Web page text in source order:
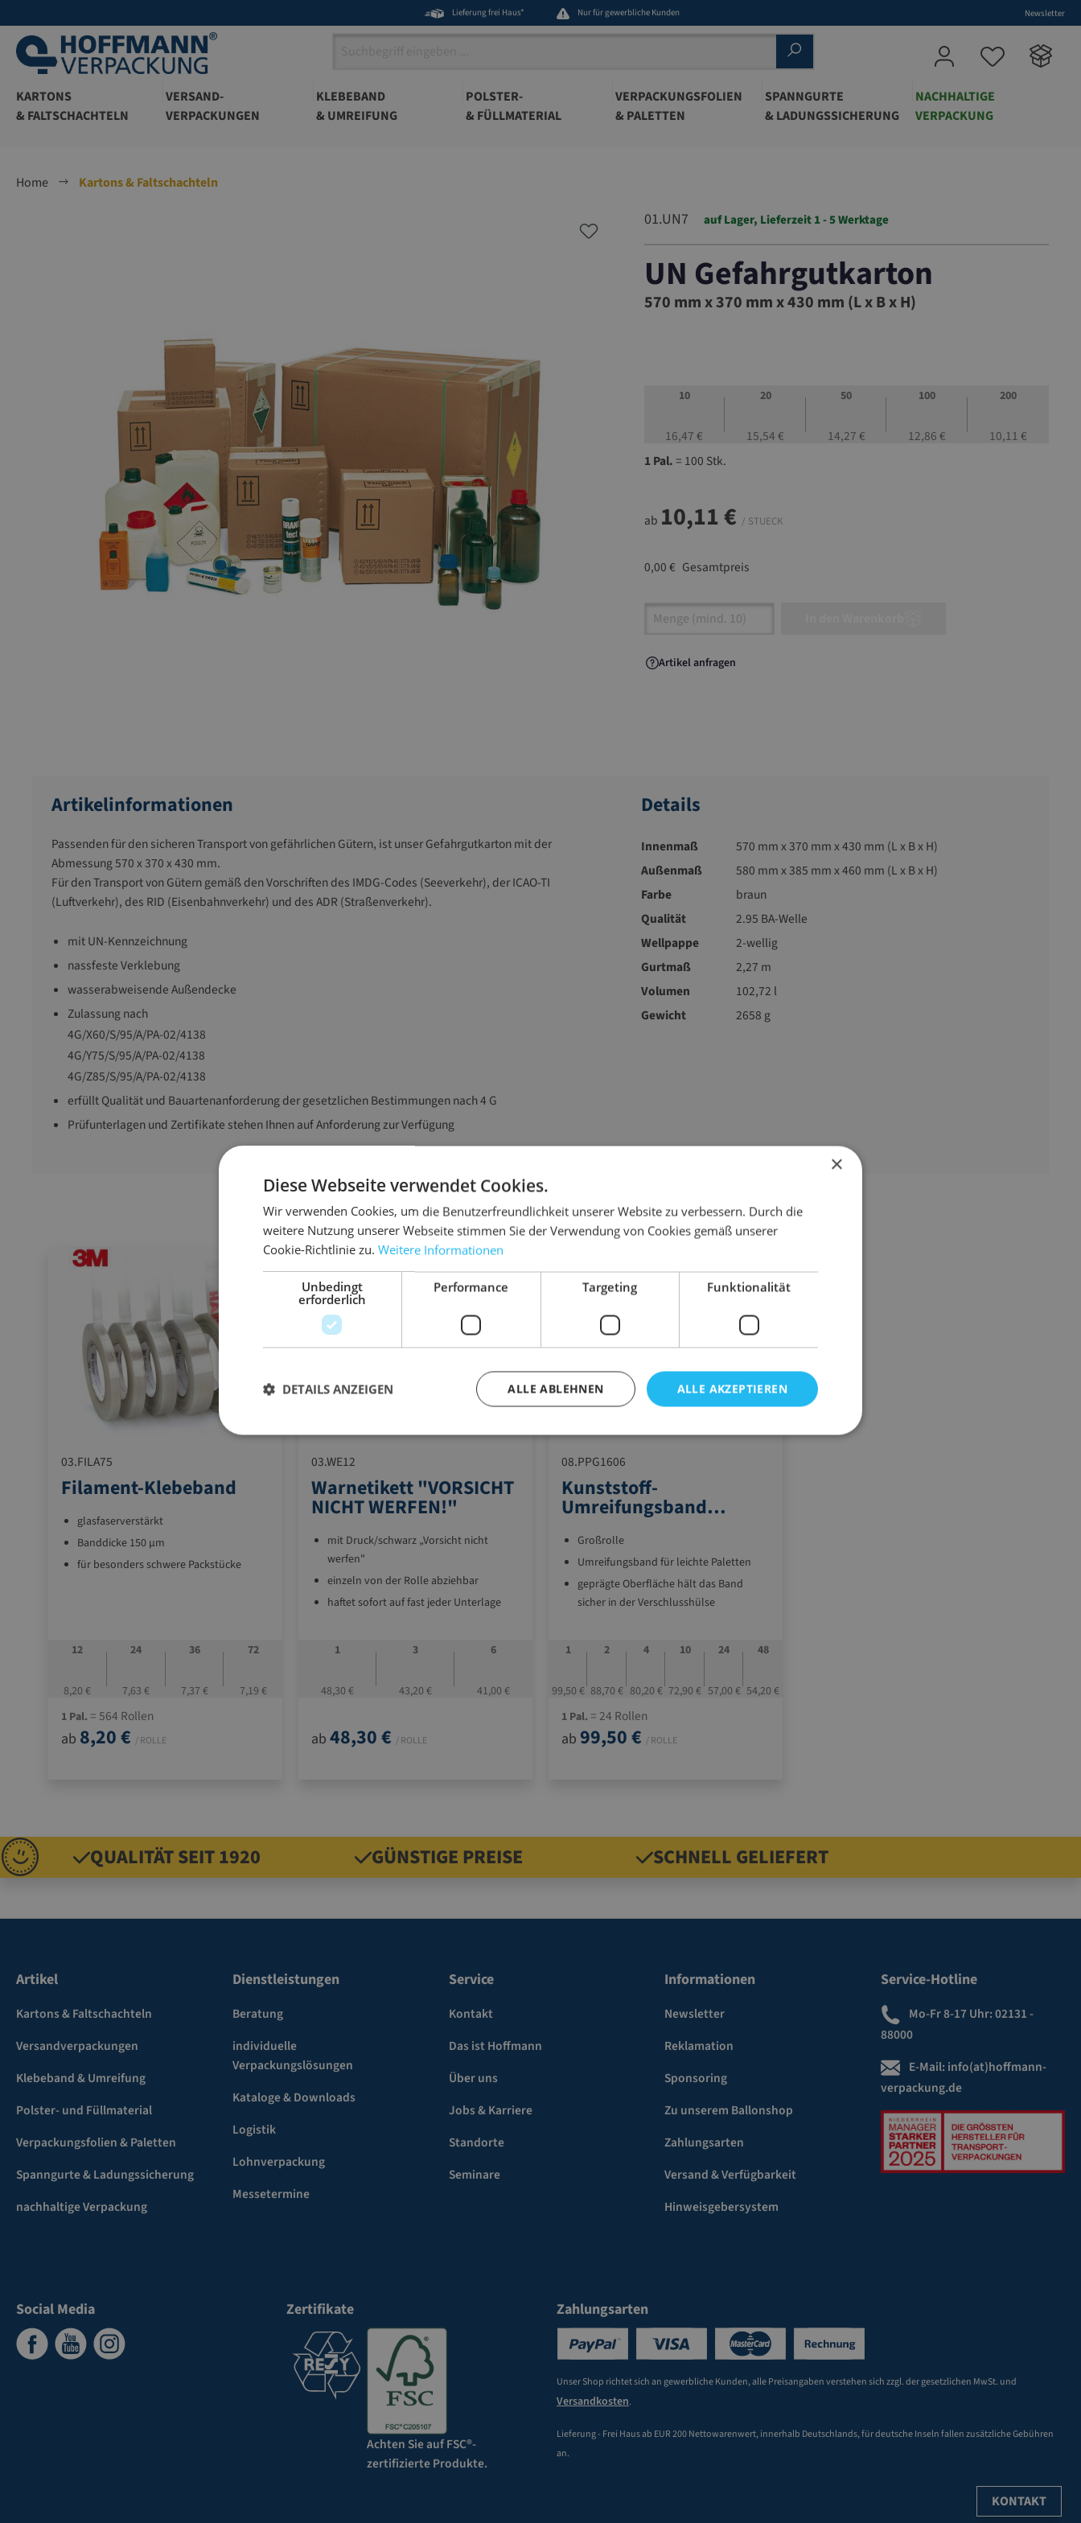
Lieferung frei Haus* Nur für gewerbliche Kunden Newsletter
KARTONS
& FALTSCHACHTELN
VERSAND-
VERPACKUNGEN
KLEBEBAND
& UMREIFUNG
POLSTER-
& FÜLLMATERIAL
VERPACKUNGSFOLIEN
& PALETTEN
SPANNGURTE
& LADUNGSSICHERUNG
NACHHALTIGE
VERPACKUNG
Home
Kartons & Faltschachteln
01.UN7 auf Lager, Lieferzeit 1 - 5 Werktage
UN Gefahrgutkarton
01.UN7
570 mm x 370 mm x 430 mm (L x B x H)
10
16,47 €
20
15,54 €
50
14,27 €
100
12,86 €
200
10,11 €
1 Pal.= 100 Stk.
ab 10,11 € / STUECK
0,00 € Gesamtpreis
Artikel Anzahl: Gib den gewünschten Wert ein oder
Artikel anfragen
Artikelinformationen
Passenden für den sicheren Transport von gefährlichen Gütern, ist unser Gefahrgutkarton mit der
Abmessung 570 x 370 x 430 mm.
Für den Transport von Gütern gemäß den Vorschriften des IMDG-Codes (Seeverkehr), der ICAO-TI
(Luftverkehr), des RID (Eisenbahnverkehr) und des ADR (Straßenverkehr).
mit UN-Kennzeichnung
nassfeste Verklebung
wasserabweisende Außendecke
Zulassung nach
4G/X60/S/95/A/PA-02/4138
4G/Y75/S/95/A/PA-02/4138
4G/Z85/S/95/A/PA-02/4138
erfüllt Qualität und Bauartenanforderung der gesetzlichen Bestimmungen nach 4 G
Prüfunterlagen und Zertifikate stehen Ihnen auf Anforderung zur Verfügung
Details
Innenmaß
570 mm x 370 mm x 430 mm (L x B x H)
Außenmaß
580 mm x 385 mm x 460 mm (L x B x H)
Farbe
braun
Qualität
2.95 BA-Welle
Wellpappe
2-wellig
Gurtmaß
2,27 m
Volumen
102,72 l
Gewicht
2658 g
Zubehör-Artikel
03.FILA75
Filament-Klebeband
glasfaserverstärkt
Banddicke 150 µm
für besonders schwere Packstücke
12
8,20 €
24
7,63 €
36
7,37 €
72
7,19 €
1 Pal. = 564 Rollen
ab 8,20 € / ROLLE
03.WE12
Warnetikett "VORSICHT
NICHT WERFEN!"
mit Druck/schwarz „Vorsicht nicht
werfen"
einzeln von der Rolle abziehbar
haftet sofort auf fast jeder Unterlage
1000 Etiketten pro Rolle
1
48,30 €
3
43,20 €
6
41,00 €
ab 48,30 € / ROLLE
08.PPG1606
Kunststoff-
Umreifungsband
Großrolle
Umreifungsband für leichte Paletten
geprägte Oberfläche hält das Band
sicher in der Verschlusshülse
Stahlbändern
preiswerten Spann- und
für die rationelle und saubere
Verarbeitung von PP-Großrollen
Verschlussapparat (10.VA700).
weitere Farben und Bedruckungen auf
Anfrage
1
99,50 €
2
88,70 €
4
80,20 €
10
72,90 €
24
57,00 €
48
54,20 €
1 Pal. = 24 Rollen
ab 99,50 € / ROLLE
QUALITÄT SEIT 1920 GÜNSTIGE PREISE SCHNELL GELIEFERT
Artikel
Kartons & Faltschachteln
Versandverpackungen
Klebeband & Umreifung
Polster- und Füllmaterial
Verpackungsfolien & Paletten
Spanngurte & Ladungssicherung
nachhaltige Verpackung
Dienstleistungen
Beratung
individuelle
Verpackungslösungen
Kataloge & Downloads
Logistik
Lohnverpackung
Messetermine
Service
Kontakt
Das ist Hoffmann
Über uns
Jobs & Karriere
Standorte
Seminare
Informationen
Newsletter
Reklamation
Sponsoring
Zu unserem Ballonshop
Zahlungsarten
Versand & Verfügbarkeit
Hinweisgebersystem
Service-Hotline
Mo-Fr 8-17 Uhr:02131 -
88000
E-Mail: info(at)hoffmann-
verpackung.de
Social Media Zertifikate
Achten Sie auf FSC®-
zertifizierte Produkte.
Zahlungsarten
Unser Shop richtet sich an gewerbliche Kunden, alle Preisangaben verstehen sich zzgl. der gesetzlichen MwSt. und
Versandkosten.
Lieferung - Frei Haus ab EUR 200 Nettowarenwert, innerhalb Deutschlands, für deutsche Inseln fallen zusätzliche Gebühren
an.
KONTAKT
×
Diese Webseite verwendet Cookies.
Wir verwenden Cookies, um die Benutzerfreundlichkeit unserer Website zu verbessern. Durch die
weitere Nutzung unserer Webseite stimmen Sie der Verwendung von Cookies gemäß unserer
Cookie-Richtlinie zu. Weitere Informationen
Unbedingt
erforderlich
Performance Targeting Funktionalität
ALLE AKZEPTIEREN
ALLE ABLEHNEN
DETAILS ANZEIGEN